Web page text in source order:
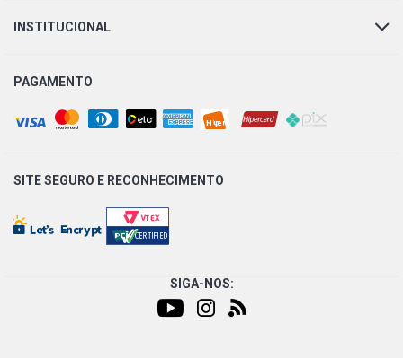
INSTITUCIONAL
PAGAMENTO
SITE SEGURO E RECONHECIMENTO
SIGA-NOS: